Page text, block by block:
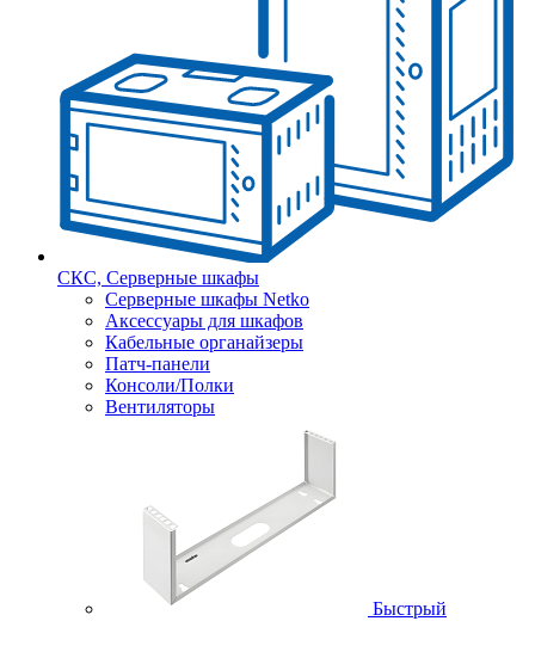
СКС, Серверные шкафы
Серверные шкафы Netko
Аксессуары для шкафов
Кабельные органайзеры
Патч-панели
Консоли/Полки
Вентиляторы
Быстрый